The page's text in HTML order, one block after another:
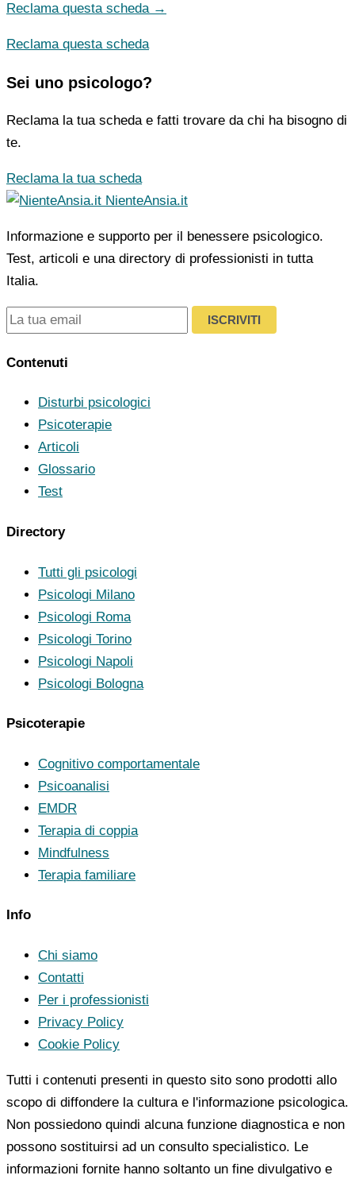
Reclama questa scheda →
Reclama questa scheda
Sei uno psicologo?
Reclama la tua scheda e fatti trovare da chi ha bisogno di
te.
Reclama la tua scheda
NienteAnsia.it
Informazione e supporto per il benessere psicologico.
Test, articoli e una directory di professionisti in tutta
Italia.
ISCRIVITI
Contenuti
Disturbi psicologici
Psicoterapie
Articoli
Glossario
Test
Directory
Tutti gli psicologi
Psicologi Milano
Psicologi Roma
Psicologi Torino
Psicologi Napoli
Psicologi Bologna
Psicoterapie
Cognitivo comportamentale
Psicoanalisi
EMDR
Terapia di coppia
Mindfulness
Terapia familiare
Info
Chi siamo
Contatti
Per i professionisti
Privacy Policy
Cookie Policy
Tutti i contenuti presenti in questo sito sono prodotti allo
scopo di diffondere la cultura e l'informazione psicologica.
Non possiedono quindi alcuna funzione diagnostica e non
possono sostituirsi ad un consulto specialistico. Le
informazioni fornite hanno soltanto un fine divulgativo e